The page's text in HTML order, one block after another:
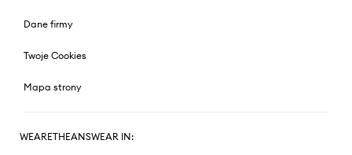
Dane firmy
Twoje Cookies
Mapa strony
WEARETHEANSWEAR IN: